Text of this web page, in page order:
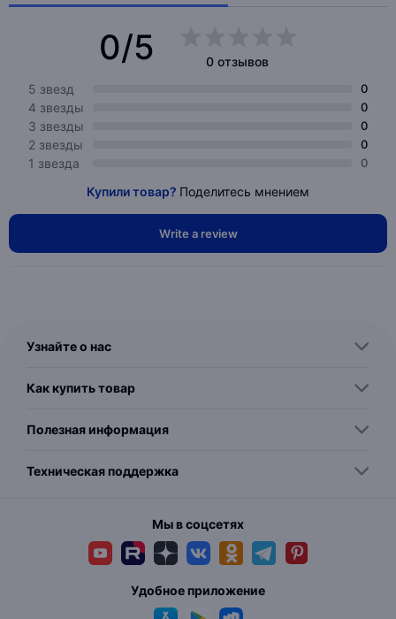
0/5
0 отзывов
5 звезд
0
4 звезды 0
3 звезды 0
2 звезды 0
1 звезда 0
Купили товар? Поделитесь мнением
Write a review
Узнайте о нас
Как купить товар
Полезная информация
Техническая поддержка
Мы в соцсетях
Удобное приложение